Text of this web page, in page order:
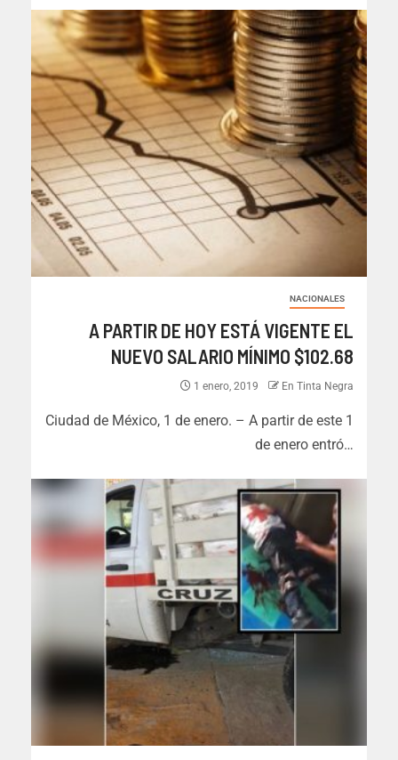
NACIONALES
A PARTIR DE HOY ESTÁ VIGENTE EL
NUEVO SALARIO MÍNIMO $102.68
1 enero, 2019 En Tinta Negra
Ciudad de México, 1 de enero. – A partir de este 1
de enero entró…